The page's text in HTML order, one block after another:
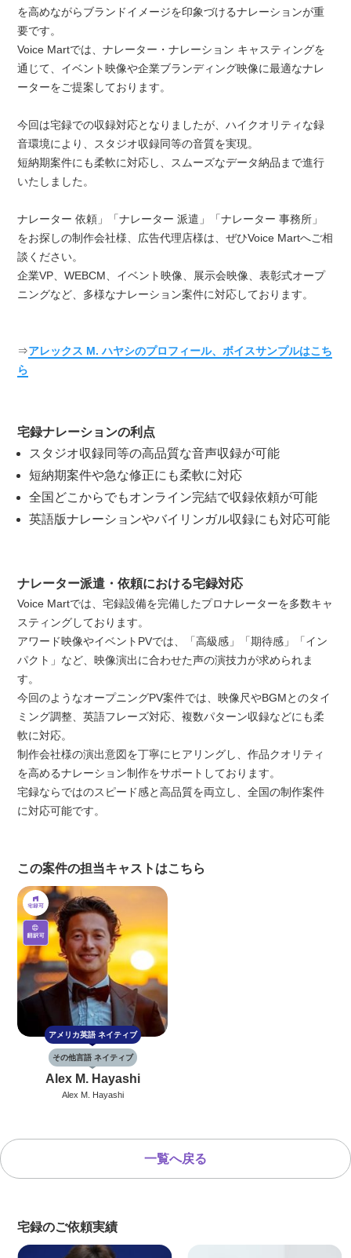
を高めながらブランドイメージを印象づけるナレーションが重
要です。
Voice Martでは、ナレーター・ナレーション キャスティングを
通じて、イベント映像や企業ブランディング映像に最適なナレ
ーターをご提案しております。
今回は宅録での収録対応となりましたが、ハイクオリティな録
音環境により、スタジオ収録同等の音質を実現。
短納期案件にも柔軟に対応し、スムーズなデータ納品まで進行
いたしました。
ナレーター 依頼」「ナレーター 派遣」「ナレーター 事務所」
をお探しの制作会社様、広告代理店様は、ぜひVoice Martへご相
談ください。
企業VP、WEBCM、イベント映像、展示会映像、表彰式オープ
ニングなど、多様なナレーション案件に対応しております。
⇒アレックス M. ハヤシのプロフィール、ボイスサンプルはこち
ら
宅録ナレーションの利点
スタジオ収録同等の高品質な音声収録が可能
短納期案件や急な修正にも柔軟に対応
全国どこからでもオンライン完結で収録依頼が可能
英語版ナレーションやバイリンガル収録にも対応可能
ナレーター派遣・依頼における宅録対応
Voice Martでは、宅録設備を完備したプロナレーターを多数キャ
スティングしております。
アワード映像やイベントPVでは、「高級感」「期待感」「イン
パクト」など、映像演出に合わせた声の演技力が求められま
す。
今回のようなオープニングPV案件では、映像尺やBGMとのタイ
ミング調整、英語フレーズ対応、複数パターン収録などにも柔
軟に対応。
制作会社様の演出意図を丁寧にヒアリングし、作品クオリティ
を高めるナレーション制作をサポートしております。
宅録ならではのスピード感と高品質を両立し、全国の制作案件
に対応可能です。
この案件の担当キャストはこちら
アメリカ英語 ネイティブ
その他言語 ネイティブ
Alex M. Hayashi
Alex M. Hayashi
一覧へ戻る
宅録のご依頼実績